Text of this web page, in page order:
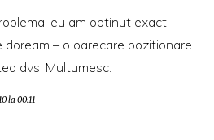
eu am obtinut exact
doream – o oarecare pozitionare
dvs. Multumesc.
la 00:11